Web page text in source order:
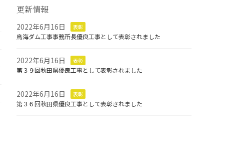
更新情報
2022年6月16日 表彰
鳥海ダム工事事務所長優良工事として表彰されました
2022年6月16日 表彰
第３９回秋田県優良工事として表彰されました
2022年6月16日 表彰
第３６回秋田県優良工事として表彰されました